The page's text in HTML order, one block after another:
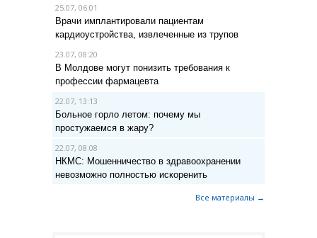
25.07, 06:01
Врачи имплантировали пациентам
кардиоустройства, извлеченные из трупов
23.07, 08:20
В Молдове могут понизить требования к
профессии фармацевта
22.07, 13:13
Больное горло летом: почему мы
простужаемся в жару?
22.07, 08:08
НКМС: Мошенничество в здравоохранении
невозможно полностью искоренить
Все материалы →